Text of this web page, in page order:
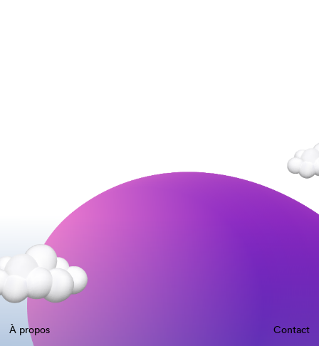
À propos
Contact